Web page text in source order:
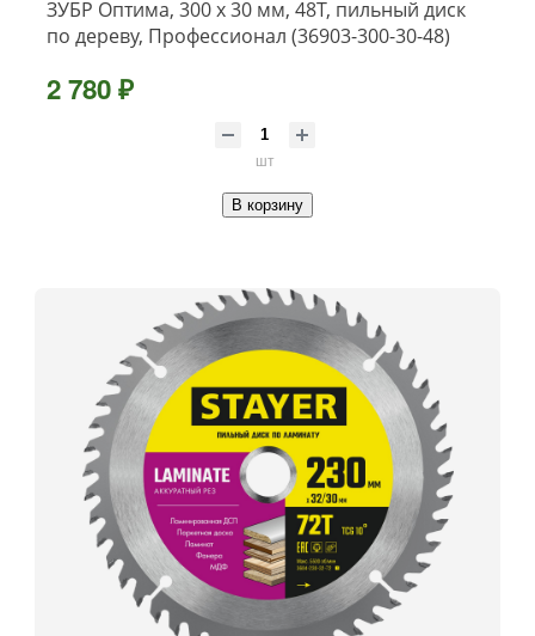
ЗУБР Оптима, 300 x 30 мм, 48Т, пильный диск
по дереву, Профессионал (36903-300-30-48)
2 780 ₽
шт
В корзину